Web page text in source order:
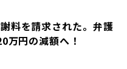
料を請求された。弁護
万円の減額へ！